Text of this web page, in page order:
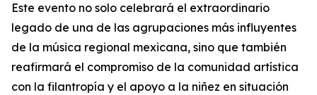
Este evento no solo celebrará el extraordinario
legado de una de las agrupaciones más influyentes
de la música regional mexicana, sino que también
reafirmará el compromiso de la comunidad artística
con la filantropía y el apoyo a la niñez en situación